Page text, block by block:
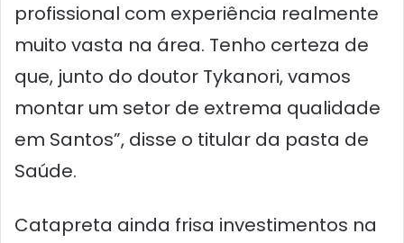
profissional com experiência realmente
muito vasta na área. Tenho certeza de
que, junto do doutor Tykanori, vamos
montar um setor de extrema qualidade
em Santos”, disse o titular da pasta de
Saúde.
Catapreta ainda frisa investimentos na